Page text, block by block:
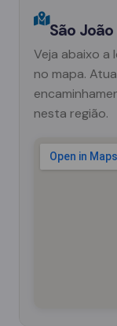
São
Veja abaixo a
no mapa.
nesta região.